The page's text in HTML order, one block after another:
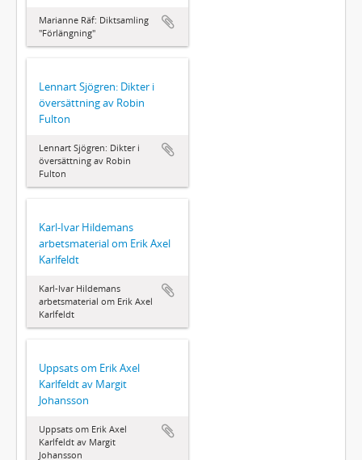
Marianne Räf: Diktsamling
"Förlängning"
Lennart Sjögren: Dikter i
översättning av Robin
Fulton
Lennart Sjögren: Dikter i
översättning av Robin
Fulton
Karl-Ivar Hildemans
arbetsmaterial om Erik Axel
Karlfeldt
Karl-Ivar Hildemans
arbetsmaterial om Erik Axel
Karlfeldt
Uppsats om Erik Axel
Karlfeldt av Margit
Johansson
Uppsats om Erik Axel
Karlfeldt av Margit
Johansson